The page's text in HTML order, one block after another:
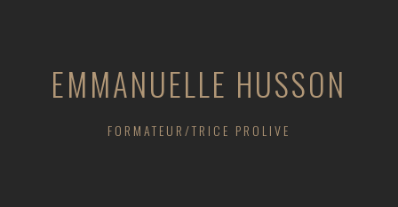
EMMANUELLE HUSSON
FORMATEUR/TRICE PROLIVE